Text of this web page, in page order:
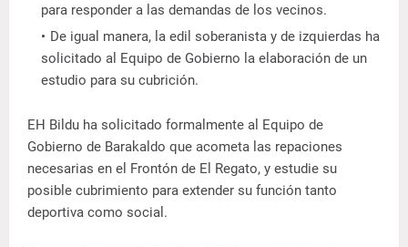
para responder a las demandas de los vecinos.
De igual manera, la edil soberanista y de izquierdas ha
solicitado al Equipo de Gobierno la elaboración de un
estudio para su cubrición.
EH Bildu ha solicitado formalmente al Equipo de
Gobierno de Barakaldo que acometa las repaciones
necesarias en el Frontón de El Regato, y estudie su
posible cubrimiento para extender su función tanto
deportiva como social.